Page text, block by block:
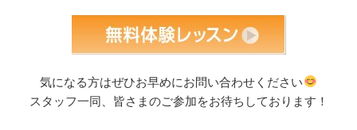
気になる方はぜひお早めにお問い合わせください
スタッフ一同、皆さまのご参加をお待ちしております！